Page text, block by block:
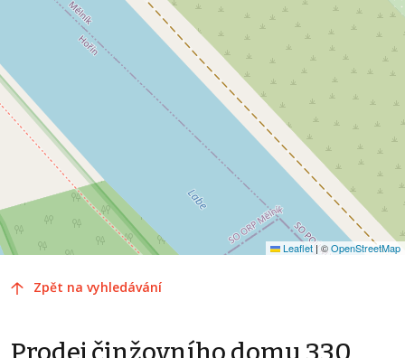
Leaflet |©OpenStreetMap
Zpět na vyhledávání